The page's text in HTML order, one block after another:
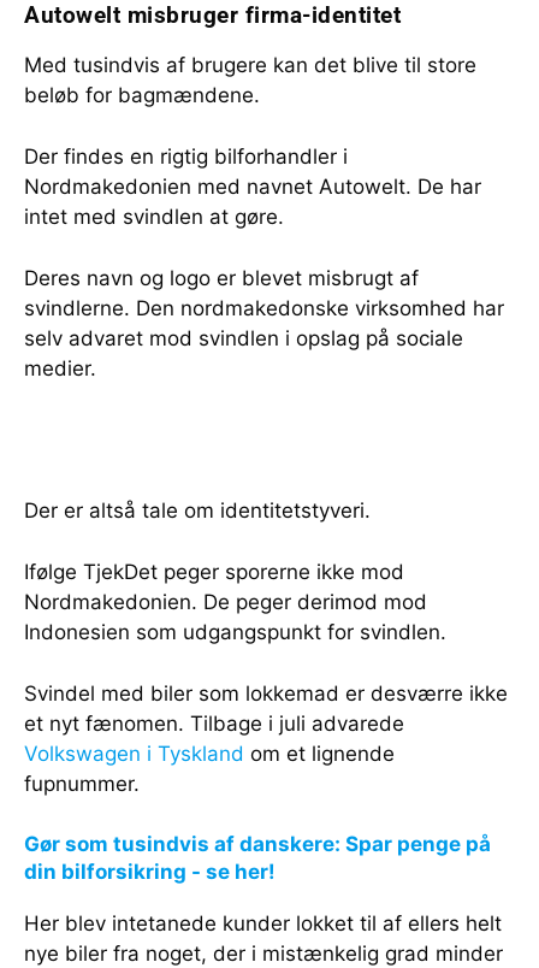
Autowelt misbruger firma-identitet
Med tusindvis af brugere kan det blive til store
beløb for bagmændene.
Der findes en rigtig bilforhandler i
Nordmakedonien med navnet Autowelt. De har
intet med svindlen at gøre.
Deres navn og logo er blevet misbrugt af
svindlerne. Den nordmakedonske virksomhed har
selv advaret mod svindlen i opslag på sociale
medier.
Der er altså tale om identitetstyveri.
Ifølge TjekDet peger sporerne ikke mod
Nordmakedonien. De peger derimod mod
Indonesien som udgangspunkt for svindlen.
Svindel med biler som lokkemad er desværre ikke
et nyt fænomen. Tilbage i juli advarede
Volkswagen i Tyskland om et lignende
fupnummer.
Gør som tusindvis af danskere: Spar penge på
din bilforsikring - se her!
Her blev intetanede kunder lokket til af ellers helt
nye biler fra noget, der i mistænkelig grad minder